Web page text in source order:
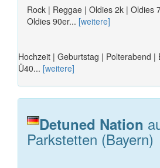
Rock | Reggae | Oldies 2k | Oldies
Oldies 90er... [weitere]
Hochzeit | Geburtstag | Polterabend |
Ü40... [weitere]
Detuned Nation
Parkstetten (Bayern)